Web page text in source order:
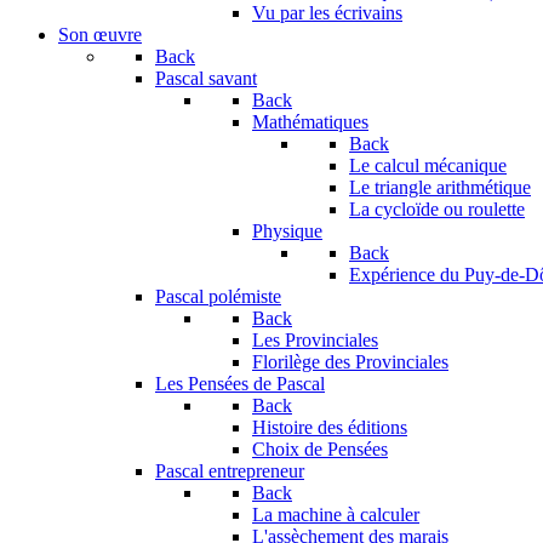
Vu par les écrivains
Son œuvre
Back
Pascal savant
Back
Mathématiques
Back
Le calcul mécanique
Le triangle arithmétique
La cycloïde ou roulette
Physique
Back
Expérience du Puy-de-
Pascal polémiste
Back
Les Provinciales
Florilège des Provinciales
Les Pensées de Pascal
Back
Histoire des éditions
Choix de Pensées
Pascal entrepreneur
Back
La machine à calculer
L'assèchement des marais